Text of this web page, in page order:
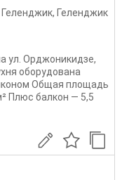
Геленджик, Геленджик
ул. Орджоникидзе,
оборудована
Общая площадь
Плюс балкон — 5,5